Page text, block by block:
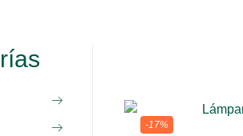
-17%